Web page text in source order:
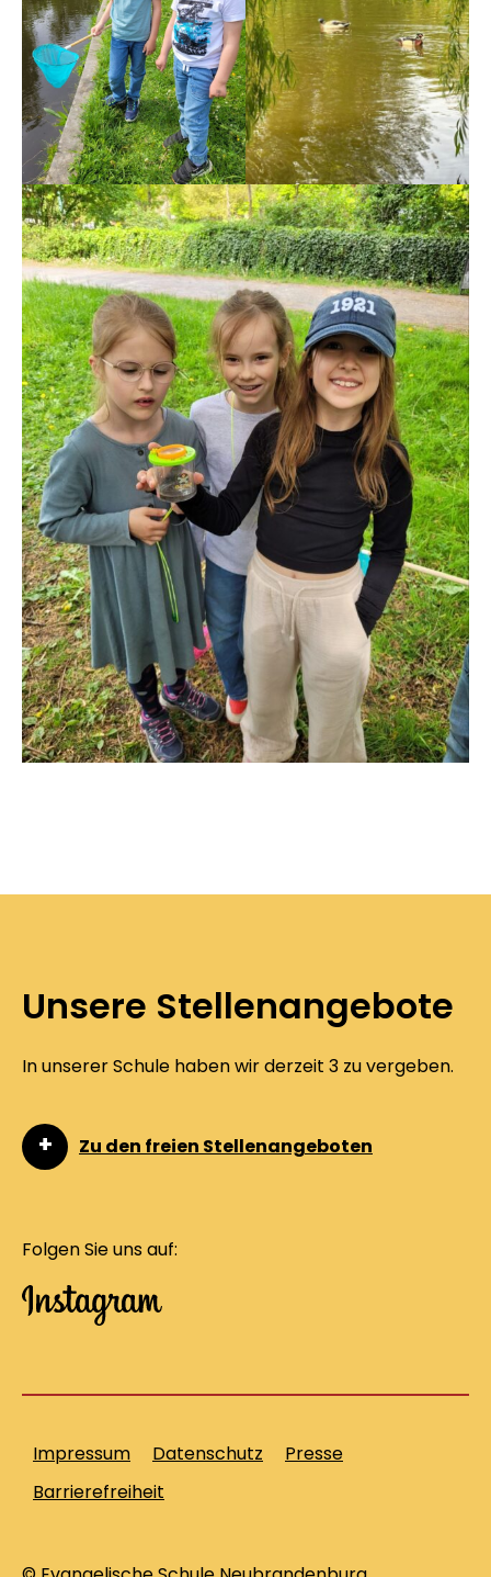
Unsere Stellenangebote
In unserer Schule haben wir derzeit 3 zu vergeben.
Zu den freien Stellenangeboten
Folgen Sie uns auf:
Impressum Datenschutz
Presse
Barrierefreiheit